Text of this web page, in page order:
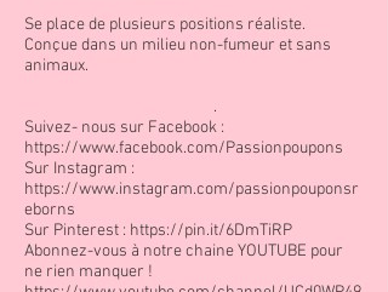
Se place de plusieurs positions réaliste.
Conçue dans un milieu non-fumeur et sans
animaux.
.
Suivez- nous sur Facebook :
https://www.facebook.com/Passionpoupons
Sur Instagram :
https://www.instagram.com/passionpouponsr
eborns
Sur Pinterest : https://pin.it/6DmTiRP
Abonnez-vous à notre chaine YOUTUBE pour
ne rien manquer !